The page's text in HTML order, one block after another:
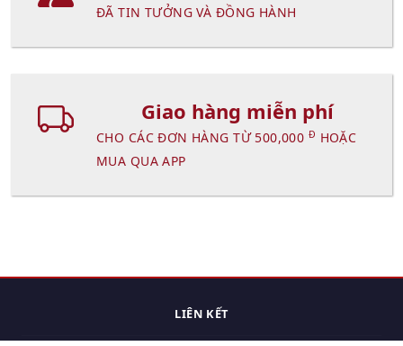
ĐÃ TIN TƯỞNG VÀ ĐỒNG HÀNH
Giao hàng miễn phí
CHO CÁC ĐƠN HÀNG TỪ 500,000 Đ HOẶC
MUA QUA APP
LIÊN KẾT